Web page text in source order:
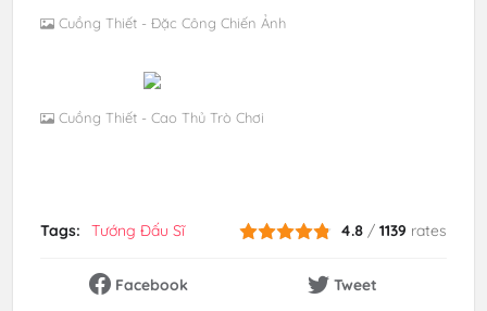
Cuồng Thiết - Đặc Công Chiến Ảnh
Cuồng Thiết - Cao Thủ Trò Chơi
Tags: Tướng Đấu Sĩ 4.8 /1139 rates
Facebook
Tweet